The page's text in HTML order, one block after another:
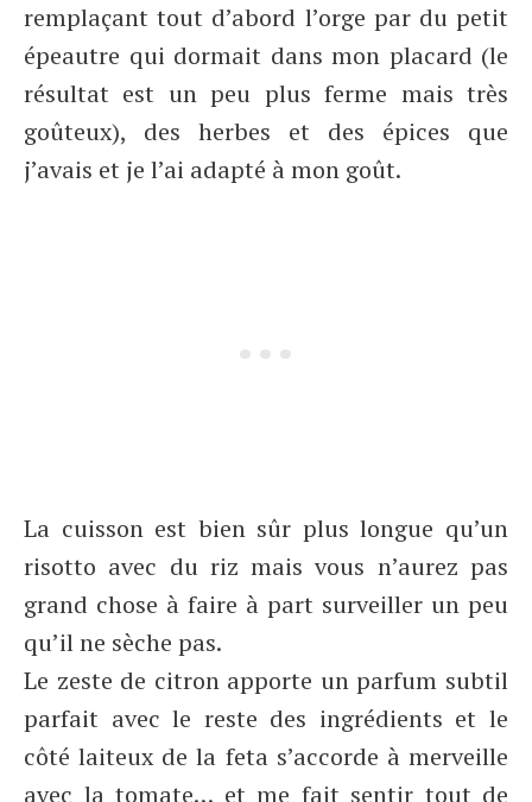
remplaçant tout d’abord l’orge par du petit
épeautre qui dormait dans mon placard (le
résultat est un peu plus ferme mais très
goûteux), des herbes et des épices que
j’avais et je l’ai adapté à mon goût.
La cuisson est bien sûr plus longue qu’un
risotto avec du riz mais vous n’aurez pas
grand chose à faire à part surveiller un peu
qu’il ne sèche pas.
Le zeste de citron apporte un parfum subtil
parfait avec le reste des ingrédients et le
côté laiteux de la feta s’accorde à merveille
avec la tomate… et me fait sentir tout de